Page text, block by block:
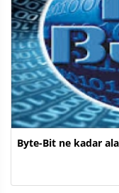
Byte-Bit ne kadar